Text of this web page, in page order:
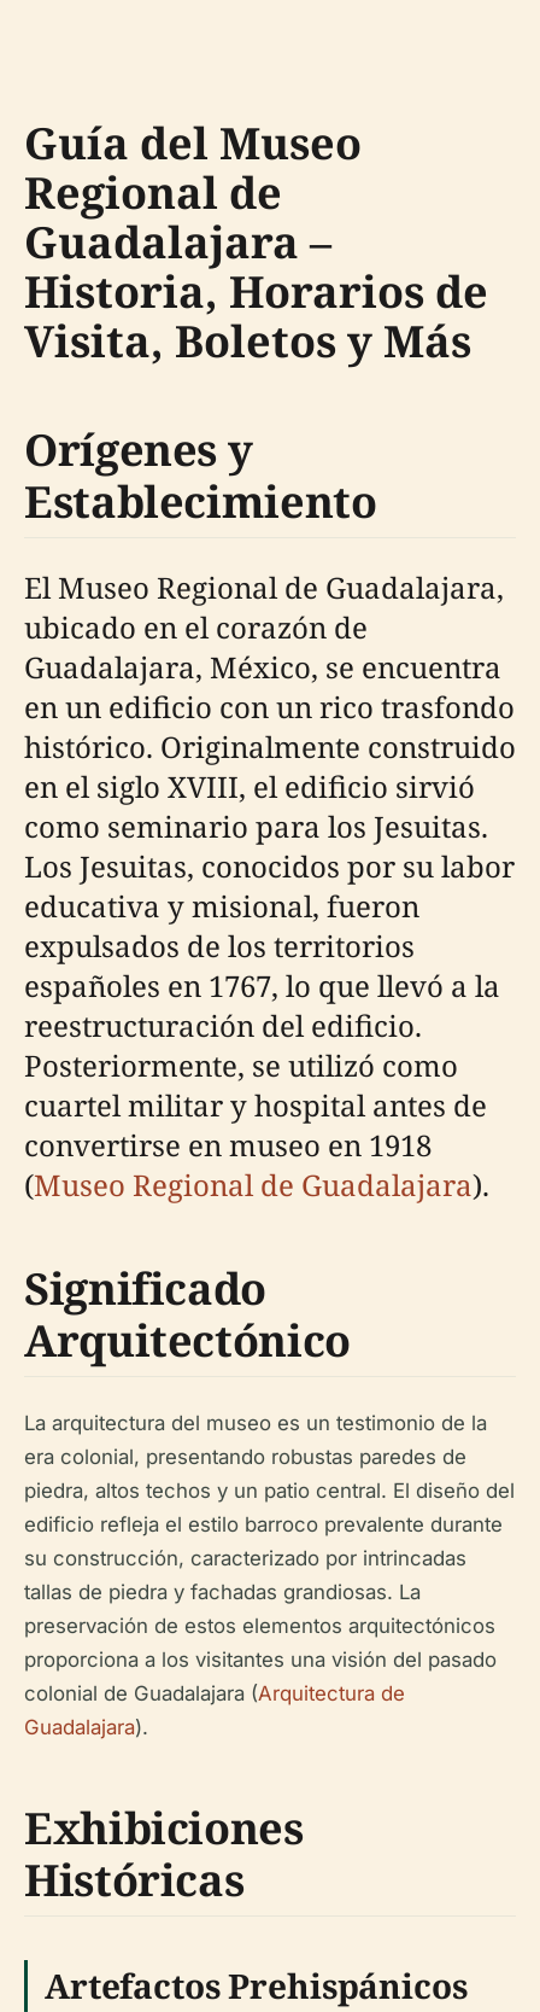
Guía del Museo
Regional de
Guadalajara –
Historia, Horarios de
Visita, Boletos y Más
Orígenes y
Establecimiento
El Museo Regional de Guadalajara,
ubicado en el corazón de
Guadalajara, México, se encuentra
en un edificio con un rico trasfondo
histórico. Originalmente construido
en el siglo XVIII, el edificio sirvió
como seminario para los Jesuitas.
Los Jesuitas, conocidos por su labor
educativa y misional, fueron
expulsados de los territorios
españoles en 1767, lo que llevó a la
reestructuración del edificio.
Posteriormente, se utilizó como
cuartel militar y hospital antes de
convertirse en museo en 1918
(Museo Regional de Guadalajara).
Significado
Arquitectónico
La arquitectura del museo es un testimonio de la
era colonial, presentando robustas paredes de
piedra, altos techos y un patio central. El diseño del
edificio refleja el estilo barroco prevalente durante
su construcción, caracterizado por intrincadas
tallas de piedra y fachadas grandiosas. La
preservación de estos elementos arquitectónicos
proporciona a los visitantes una visión del pasado
colonial de Guadalajara (Arquitectura de
Guadalajara).
Exhibiciones
Históricas
Artefactos Prehispánicos